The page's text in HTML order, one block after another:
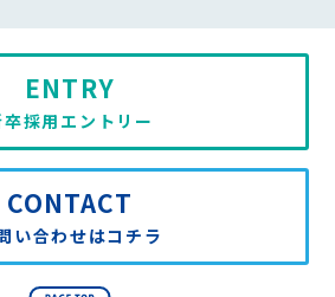
CONTACT
い合わせはコチラ
ENTRY
卒採用エントリー